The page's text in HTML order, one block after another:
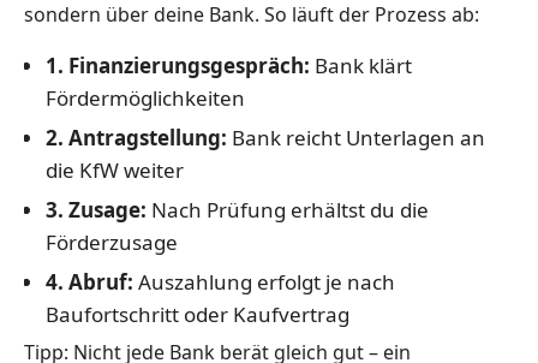
sondern über deine Bank. So läuft der Prozess ab:
1. Finanzierungsgespräch: Bank klärt
Fördermöglichkeiten
2. Antragstellung: Bank reicht Unterlagen an
die KfW weiter
3. Zusage: Nach Prüfung erhältst du die
Förderzusage
4. Abruf: Auszahlung erfolgt je nach
Baufortschritt oder Kaufvertrag
Tipp: Nicht jede Bank berät gleich gut – ein